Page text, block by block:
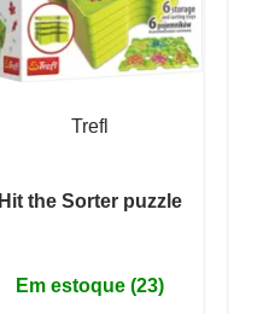
Trefl
Hit the Sorter puzzle
Em estoque (23)